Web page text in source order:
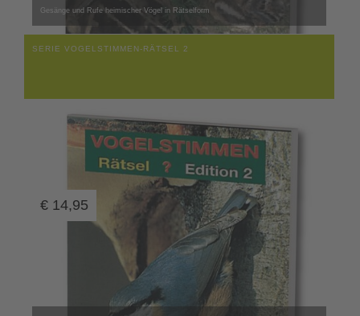
Gesänge und Rufe heimischer Vögel in Rätselform
SERIE VOGELSTIMMEN-RÄTSEL 2
€ 14,95